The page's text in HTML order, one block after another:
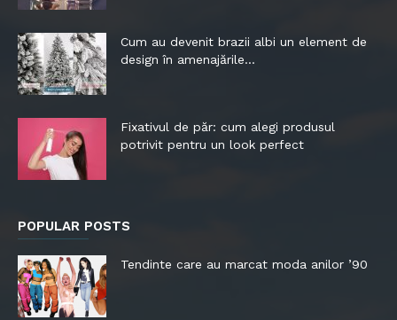
Cum au devenit brazii albi un element de
design în amenajările...
Fixativul de păr: cum alegi produsul
potrivit pentru un look perfect
POPULAR POSTS
Tendinte care au marcat moda anilor ’90